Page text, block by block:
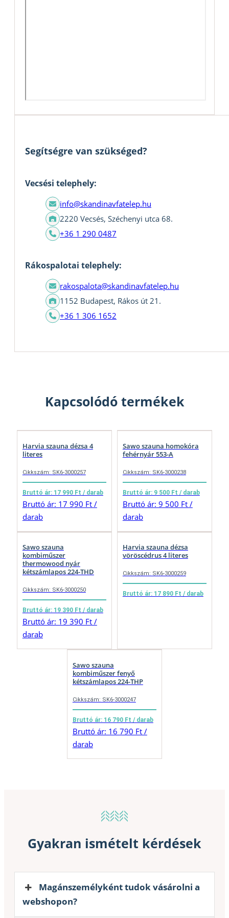
Segítségre van szükséged?
Vecsési telephely:
info@skandinavfatelep.hu
2220 Vecsés, Széchenyi utca 68.
+36 1 290 0487
Rákospalotai telephely:
rakospalota@skandinavfatelep.hu
1152 Budapest, Rákos út 21.
+36 1 306 1652
Kapcsolódó termékek
Harvia szauna dézsa 4
literes
Cikkszám: SK6-3000257
Bruttó ár: 17 990 Ft / darab
Bruttó ár: 17 990 Ft /
darab
Sawo szauna homokóra
fehérnyár 553-A
Cikkszám: SK6-3000238
Bruttó ár: 9 500 Ft / darab
Bruttó ár: 9 500 Ft /
darab
Sawo szauna
kombiműszer
thermowood nyár
kétszámlapos 224-THD
Cikkszám: SK6-3000250
Bruttó ár: 19 390 Ft / darab
Bruttó ár: 19 390 Ft /
darab
Harvia szauna dézsa
vöröscédrus 4 literes
Cikkszám: SK6-3000259
Bruttó ár: 17 890 Ft / darab
Sawo szauna
kombiműszer fenyő
kétszámlapos 224-THP
Cikkszám: SK6-3000247
Bruttó ár: 16 790 Ft / darab
Bruttó ár: 16 790 Ft /
darab
Gyakran ismételt kérdések
Magánszemélyként tudok vásárolni a
webshopon?